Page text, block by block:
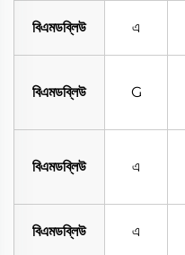
বিএমডব্লিউ এ
বিএমডব্লিউ G
বিএমডব্লিউ এ
বিএমডব্লিউ এ